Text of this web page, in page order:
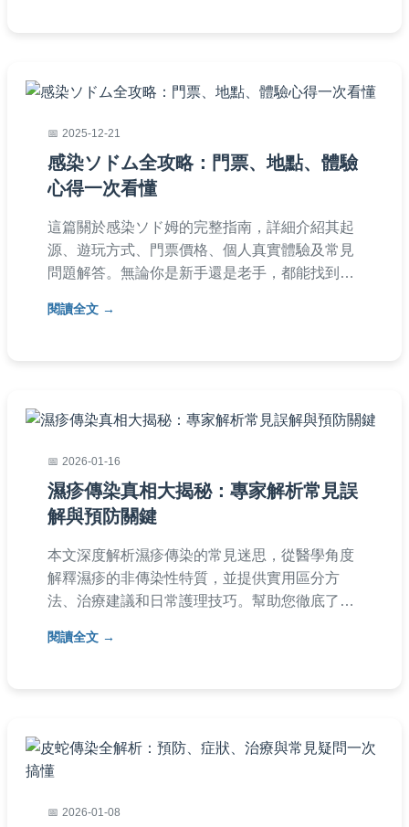
2025-12-21
感染ソドム全攻略：門票、地點、體驗
心得一次看懂
這篇關於感染ソド姆的完整指南，詳細介紹其起
源、遊玩方式、門票價格、個人真實體驗及常見
問題解答。無論你是新手還是老手，都能找到實
閱讀全文
2026-01-16
濕疹傳染真相大揭秘：專家解析常見誤
解與預防關鍵
本文深度解析濕疹傳染的常見迷思，從醫學角度
解釋濕疹的非傳染性特質，並提供實用區分方
法、治療建議和日常護理技巧。幫助您徹底了解
症狀比較、就醫指南和FAQ問答，適合所有關心
閱讀全文
2026-01-08